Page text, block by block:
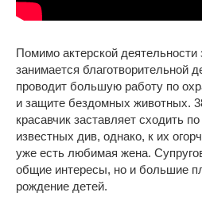
Помимо актерской деятельности
занимается благотворительной
проводит большую работу по
и защите бездомных животных.
красавчик заставляет сходить
известных див, однако, к их
уже есть любимая жена.
общие интересы, но и большие
рождение детей.